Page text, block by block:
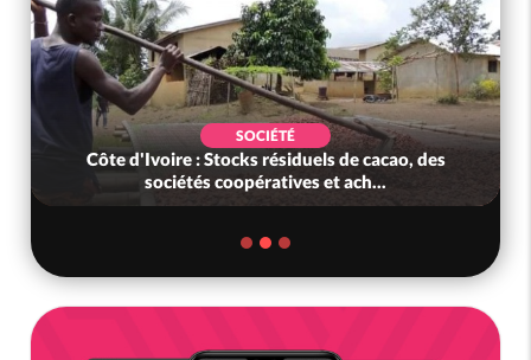
SOCIÉTÉ
Côte d'Ivoire : Stocks résiduels de cacao, des
sociétés coopératives et ach...